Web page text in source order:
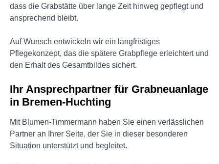
dass die Grabstätte über lange Zeit hinweg gepflegt und
ansprechend bleibt.
Auf Wunsch entwickeln wir ein langfristiges
Pflegekonzept, das die spätere Grabpflege erleichtert und
den Erhalt des Gesamtbildes sichert.
Ihr Ansprechpartner für Grabneuanlage
in Bremen-Huchting
Mit Blumen-Timmermann haben Sie einen verlässlichen
Partner an Ihrer Seite, der Sie in dieser besonderen
Situation unterstützt und begleitet.